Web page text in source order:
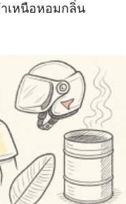
เหนือหอมกลิ่น